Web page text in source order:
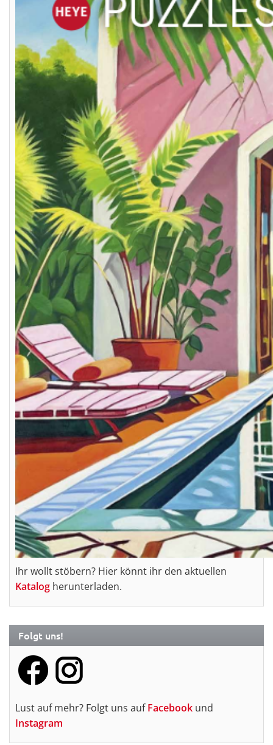
Ihr wollt stöbern? Hier könnt ihr den aktuellen
Katalog herunterladen.
Folgt uns!
Lust auf mehr? Folgt uns aufFacebook und
Instagram